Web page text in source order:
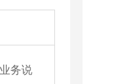
务说